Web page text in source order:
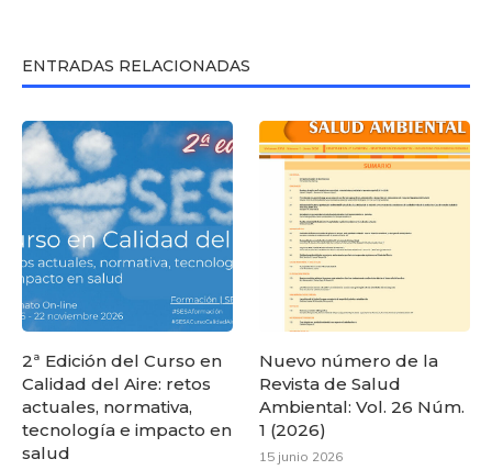
ENTRADAS RELACIONADAS
2ª Edición del Curso en
Calidad del Aire: retos
actuales, normativa,
tecnología e impacto en
salud
Nuevo número de la
Revista de Salud
Ambiental: Vol. 26 Núm.
1 (2026)
15 junio 2026